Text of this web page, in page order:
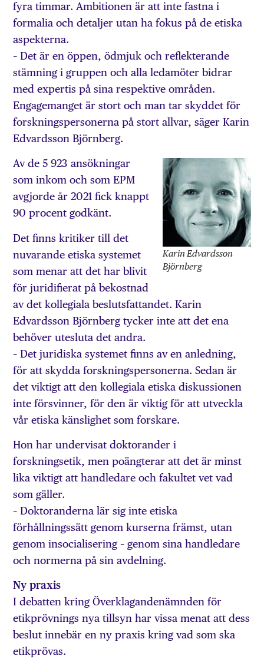
fyra timmar. Ambitionen är att inte fastna i
formalia och detaljer utan ha fokus på de etiska
aspekterna.
– Det är en öppen, ödmjuk och reflekterande
stämning i gruppen och alla ledamöter bidrar
med expertis på sina respektive områden.
Engagemanget är stort och man tar skyddet för
forskningspersonerna på stort allvar, säger Karin
Edvardsson Björnberg.
Karin Edvardsson
Björnberg
Av de 5 923 ansökningar
som inkom och som EPM
avgjorde år 2021 fick knappt
90 procent godkänt.
Det finns kritiker till det
nuvarande etiska systemet
som menar att det har blivit
för juridifierat på bekostnad
av det kollegiala beslutsfattandet. Karin
Edvardsson Björnberg tycker inte att det ena
behöver utesluta det andra.
– Det juridiska systemet finns av en anledning,
för att skydda forskningspersonerna. Sedan är
det viktigt att den kollegiala etiska diskussionen
inte försvinner, för den är viktig för att utveckla
vår etiska känslighet som forskare.
Hon har undervisat doktorander i
forskningsetik, men poängterar att det är minst
lika viktigt att handledare och fakultet vet vad
som gäller.
– Doktoranderna lär sig inte etiska
förhållningssätt genom kurserna främst, utan
genom insocialisering – genom sina handledare
och normerna på sin avdelning.
Ny praxis
I debatten kring Överklagandenämnden för
etikprövnings nya tillsyn har vissa menat att dess
beslut innebär en ny praxis kring vad som ska
etikprövas.